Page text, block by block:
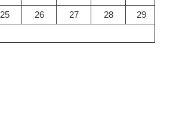
25 26 27 28
29